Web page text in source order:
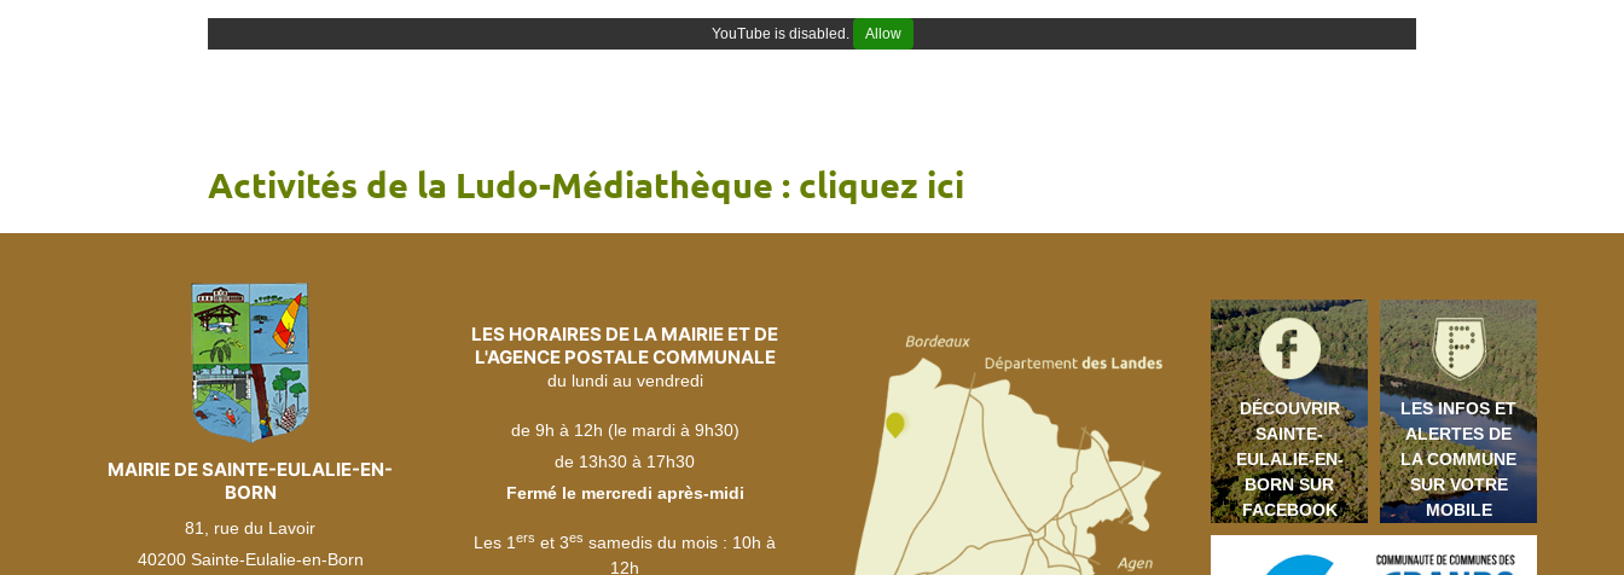
YouTube is disabled. Allow
Activités de la Ludo-Médiathèque : cliquez ici
MAIRIE DE SAINTE-EULALIE-EN-
BORN
81, rue du Lavoir
40200 Sainte-Eulalie-en-Born
LES HORAIRES DE LA MAIRIE ET DE
L'AGENCE POSTALE COMMUNALE
du lundi au vendredi
de 9h à 12h (le mardi à 9h30)
de 13h30 à 17h30
Fermé le mercredi après-midi
Les 1 ers et 3es samedis du mois : 10h à
12h
DÉCOUVRIR
SAINTE-
EULALIE-EN-
BORN SUR
FACEBOOK
LES INFOS ET
ALERTES DE
LA COMMUNE
SUR VOTRE
MOBILE